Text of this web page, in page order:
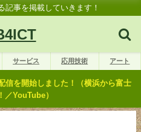
記事を掲載していきます！
サービス 応用技術 アート
信を開始しました！（横浜から富士
／YouTube）